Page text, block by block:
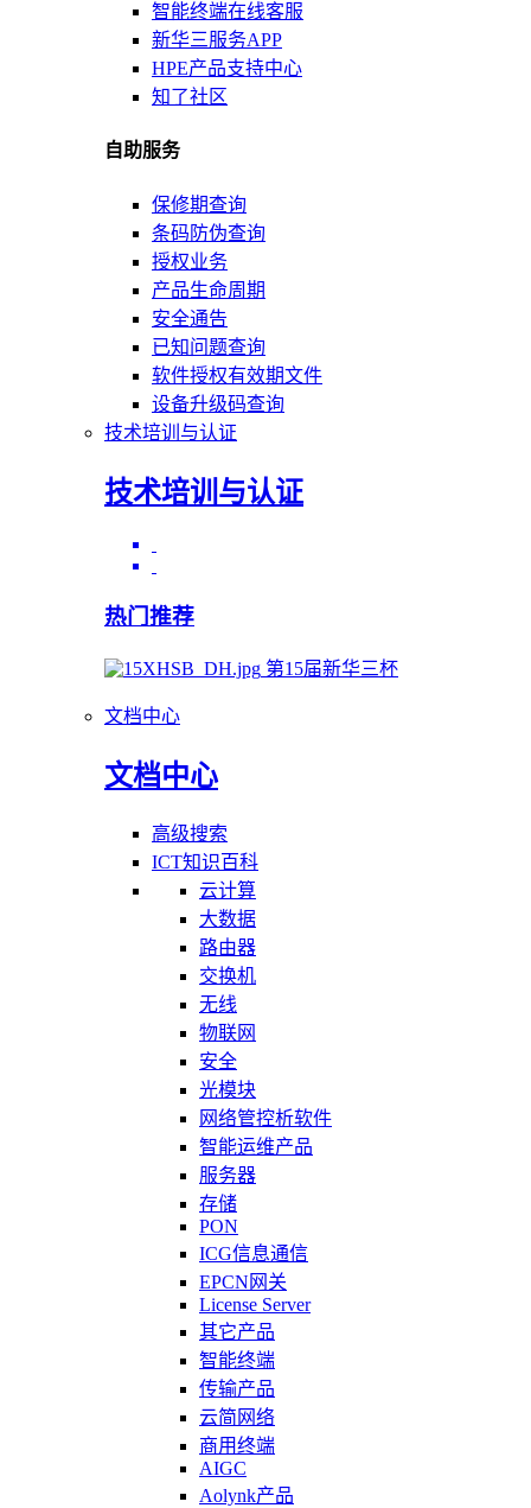
智能终端在线客服
新华三服务APP
HPE产品支持中心
知了社区
自助服务
保修期查询
条码防伪查询
授权业务
产品生命周期
安全通告
已知问题查询
软件授权有效期文件
设备升级码查询
技术培训与认证
技术培训与认证
热门推荐
第15届新华三杯
文档中心
文档中心
高级搜索
ICT知识百科
云计算
大数据
路由器
交换机
无线
物联网
安全
光模块
网络管控析软件
智能运维产品
服务器
存储
PON
ICG信息通信
EPCN网关
License Server
其它产品
智能终端
传输产品
云简网络
商用终端
AIGC
Aolynk产品